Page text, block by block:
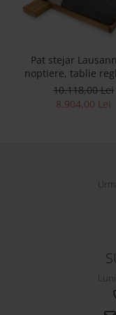
Pat stejar
noptiere, tablie
lemn masiv, stil
contemporan,
10.118,00 Lei
8.904,00 Lei